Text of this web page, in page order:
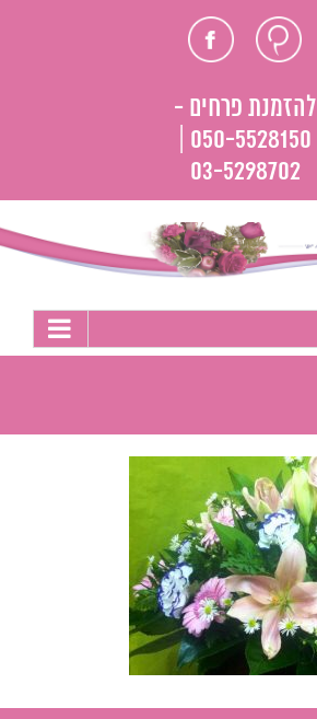
חוות פייסבוק
להזמנת פרחים -
050-5528150 |
03-5298702